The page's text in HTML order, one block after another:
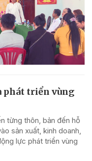
phát triển vùng
từng thôn, bản đến hỗ
sản xuất, kinh doanh,
lực phát triển vùng